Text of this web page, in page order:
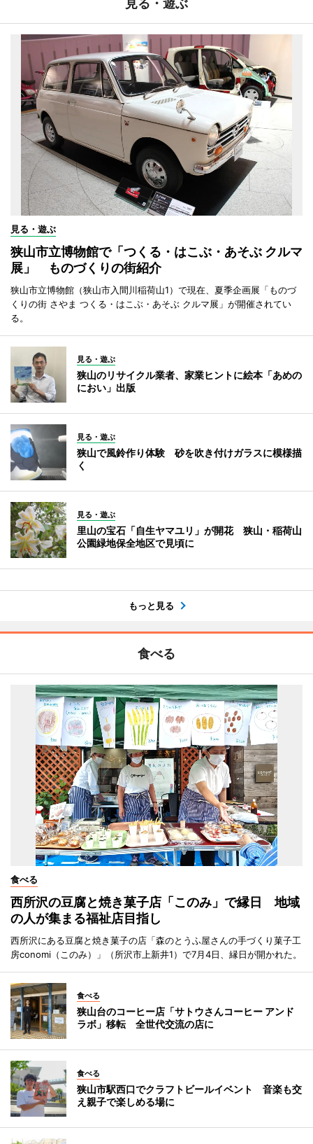
見る・遊ぶ
狭山市立博物館で「つくる・はこぶ・あそぶ クルマ
展」 ものづくりの街紹介
狭山市立博物館（狭山市入間川稲荷山1）で現在、夏季企画展「ものづ
くりの街 さやま つくる・はこぶ・あそぶ クルマ展」が開催されてい
る。
見る・遊ぶ
狭山のリサイクル業者、家業ヒントに絵本「あめの
におい」出版
見る・遊ぶ
狭山で風鈴作り体験 砂を吹き付けガラスに模様描
く
見る・遊ぶ
里山の宝石「自生ヤマユリ」が開花 狭山・稲荷山
公園緑地保全地区で見頃に
もっと見る
食べる
食べる
西所沢の豆腐と焼き菓子店「このみ」で縁日 地域
の人が集まる福祉店目指し
西所沢にある豆腐と焼き菓子の店「森のとうふ屋さんの手づくり菓子工
房conomi（このみ）」（所沢市上新井1）で7月4日、縁日が開かれた。
食べる
狭山台のコーヒー店「サトウさんコーヒー アンド
ラボ」移転 全世代交流の店に
食べる
狭山市駅西口でクラフトビールイベント 音楽も交
え親子で楽しめる場に